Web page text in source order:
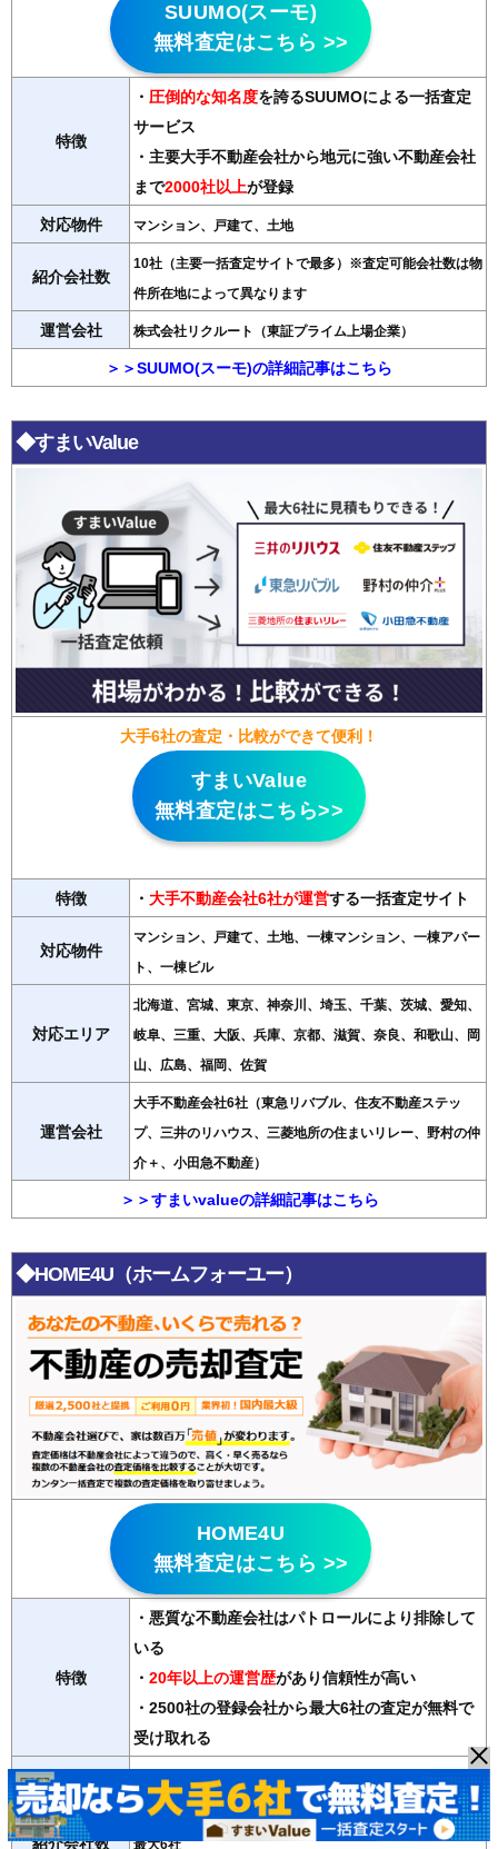
SUUMO(スーモ)
無料査定はこちら >>
特徴
・ 圧倒的な知名度を誇るSUUMOによる一括査定
サービス
・主要大手不動産会社から地元に強い不動産会社
まで2000社以上が登録
対応物件 マンション、戸建て、土地
紹介会社数
10社（主要一括査定サイトで最多）※査定可能会社数は物
件所在地によって異なります
運営会社 株式会社リクルート（東証プライム上場企業）
＞＞SUUMO(スーモ)の詳細記事はこちら
◆すまいValue
大手6社の査定・比較ができて便利！
すまいValue
無料査定はこちら>>
特徴 ・ 大手不動産会社6社が運営する一括査定サイト
対応物件
マンション、戸建て、土地、一棟マンション、一棟アパー
ト、一棟ビル
対応エリア
北海道、宮城、東京、神奈川、埼玉、千葉、茨城、愛知、
岐阜、三重、大阪、兵庫、京都、滋賀、奈良、和歌山、岡
山、広島、福岡、佐賀
運営会社
大手不動産会社6社（東急リバブル、住友不動産ステッ
プ、三井のリハウス、三菱地所の住まいリレー、野村の仲
介＋、小田急不動産）
＞＞すまいvalueの詳細記事はこちら
◆HOME4U（ホームフォーユー）
HOME4U
無料査定はこちら >>
特徴
・悪質な不動産会社はパトロールにより排除して
いる
・ 20年以上の運営歴があり信頼性が高い
・2500社の登録会社から最大6社の査定が無料で
受け取れる
対応物件
マンション、戸建て、土地、ビル、アパート、店舗・事務
所
紹介会社数 最大6社